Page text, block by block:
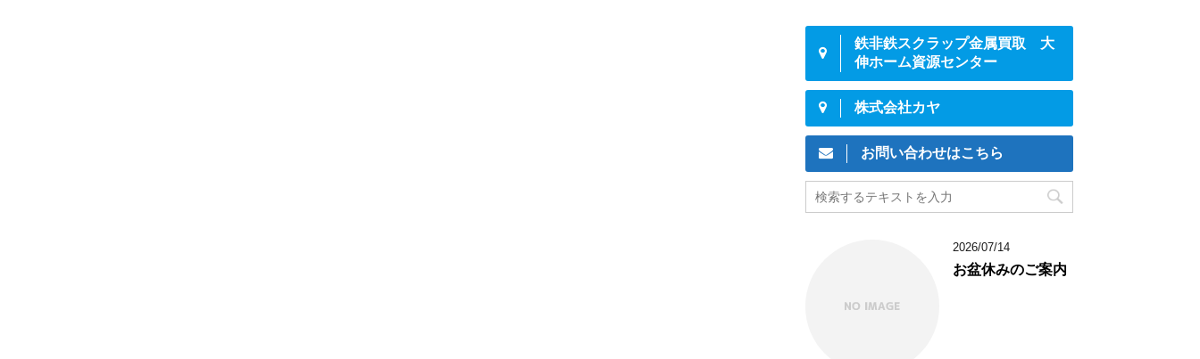
鉄非鉄スクラップ金属買取 大
伸ホーム資源センター
株式会社カヤ
お問い合わせはこちら
2026/07/14
お盆休みのご案内